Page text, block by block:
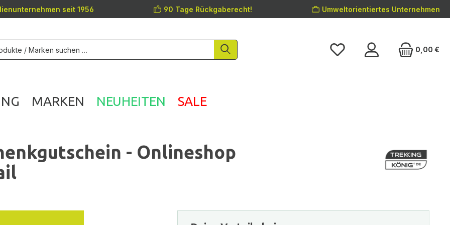
seit 1956 90 Tage Rückgaberecht! Umweltorientiertes Unternehmen
0,00 €
MARKEN NEUHEITEN SALE
- Onlineshop